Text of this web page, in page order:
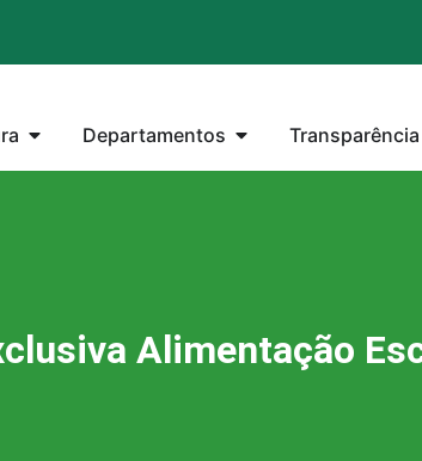
Departamentos Transparência
Alimentação